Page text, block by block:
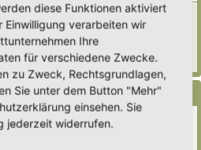
die Eintragung Eurer
l«So 15. Feb 2026, 18:08
- Mein Hortus und ich!
Themen
«Mi 11. Feb 2026, 12:37
diese Funktionen aktiviert
Einwilligung verarbeiten wir
Ihre
für verschiedene Zwecke.
zu Zweck, Rechtsgrundlagen,
Sie unter dem Button "Mehr"
einsehen. Sie
jederzeit widerrufen.